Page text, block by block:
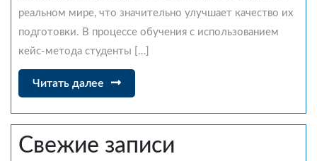
реальном мире, что значительно улучшает качество их
подготовки. В процессе обучения с использованием
кейс-метода студенты […]
Читать далее
Читать
далее
Свежие записи